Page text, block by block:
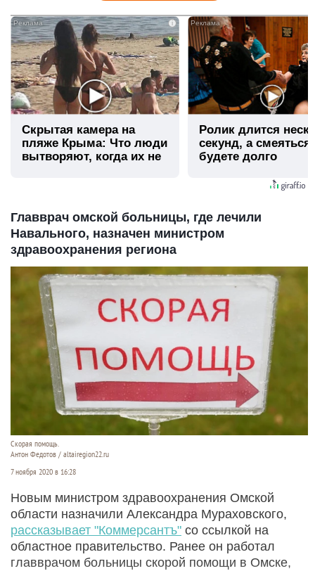
i
Скрытая камера на
пляже Крыма: Что люди
вытворяют, когда их не
Ролик длится
секунд, а
будете долго
Главврач омской больницы, где лечили
Навального, назначен министром
здравоохранения региона
Скорая помощь.
Антон Федотов / altairegion22.ru
7 ноября 2020 в 16:28
Новым министром здравоохранения Омской
области назначили Александра Мураховского,
рассказывает "Коммерсантъ" со ссылкой на
областное правительство. Ранее он работал
главврачом больницы скорой помощи в Омске,